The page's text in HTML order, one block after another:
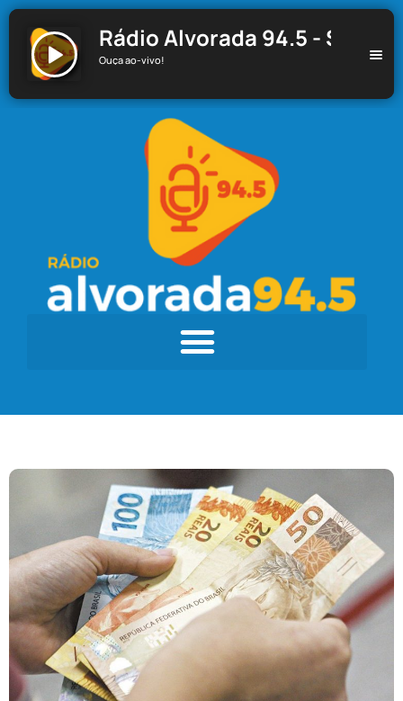
Rádio Alvorada 94.5 - Santa
Ouça ao-vivo!